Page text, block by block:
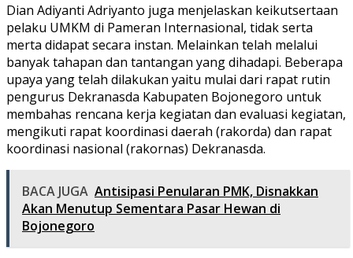
Dian Adiyanti Adriyanto juga menjelaskan keikutsertaan
pelaku UMKM di Pameran Internasional, tidak serta
merta didapat secara instan. Melainkan telah melalui
banyak tahapan dan tantangan yang dihadapi. Beberapa
upaya yang telah dilakukan yaitu mulai dari rapat rutin
pengurus Dekranasda Kabupaten Bojonegoro untuk
membahas rencana kerja kegiatan dan evaluasi kegiatan,
mengikuti rapat koordinasi daerah (rakorda) dan rapat
koordinasi nasional (rakornas) Dekranasda.
BACA JUGA Antisipasi Penularan PMK, Disnakkan
Akan Menutup Sementara Pasar Hewan di
Bojonegoro